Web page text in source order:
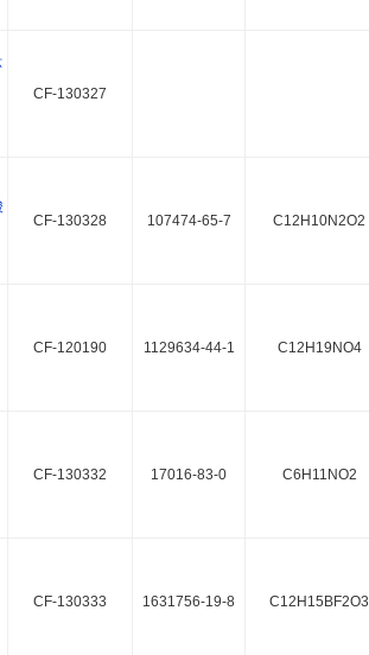
CF-130327
CF-130328 107474-65-7 C12H10N2O2
CF-120190 1129634-44-1 C12H19NO4
CF-130332 17016-83-0 C6H11NO2
CF-130333 1631756-19-8 C12H15BF2O3